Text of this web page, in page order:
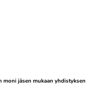
moni jäsen mukaan yhdistyksen